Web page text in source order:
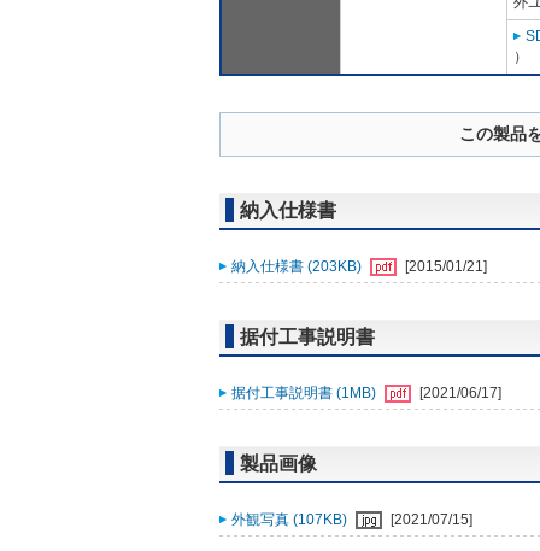
）
この製品
納入仕様書
納入仕様書 (203KB) [2015/01/21]
据付工事説明書
据付工事説明書 (1MB) [2021/06/17]
製品画像
外観写真 (107KB) [2021/07/15]